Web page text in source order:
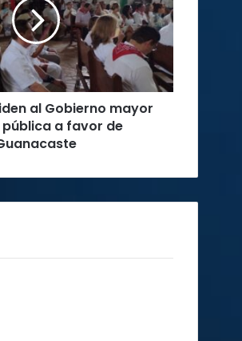
al Gobierno mayor
a favor de